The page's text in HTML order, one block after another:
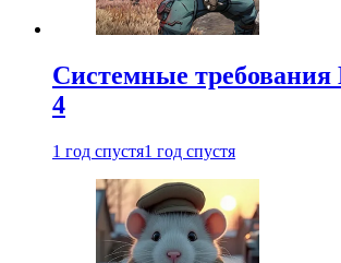
Системные требования
4
1 год спустя1 год спустя